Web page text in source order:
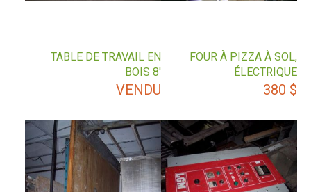
FOUR À PIZZA À SOL,
ÉLECTRIQUE
380 $
TABLE DE TRAVAIL EN
BOIS 8′
VENDU